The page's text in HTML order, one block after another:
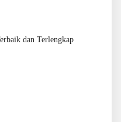
dan Terlengkap